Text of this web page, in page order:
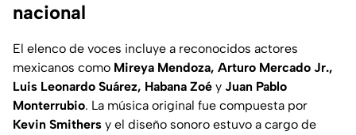
nacional
El elenco de voces incluye a reconocidos actores
mexicanos como Mireya Mendoza, Arturo Mercado Jr.,
Luis Leonardo Suárez, Habana Zoé y Juan Pablo
Monterrubio. La música original fue compuesta por
Kevin Smithers y el diseño sonoro estuvo a cargo de